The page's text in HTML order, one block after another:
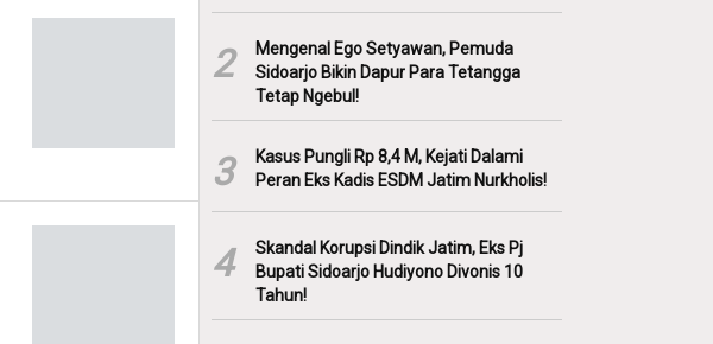
2
Mengenal Ego Setyawan, Pemuda
Sidoarjo Bikin Dapur Para Tetangga
Tetap Ngebul!
3
Kasus Pungli Rp 8,4 M, Kejati Dalami
Peran Eks Kadis ESDM Jatim Nurkholis!
4
Skandal Korupsi Dindik Jatim, Eks Pj
Bupati Sidoarjo Hudiyono Divonis 10
Tahun!